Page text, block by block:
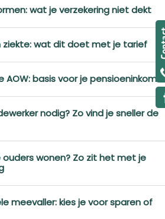
wat je verzekering niet dekt
ziekte: wat dit doet met je tarief
AOW: basis voor je
nodig? Zo vind je sneller de
ouders wonen? Zo zit het met je
meevaller: kies je voor sparen of